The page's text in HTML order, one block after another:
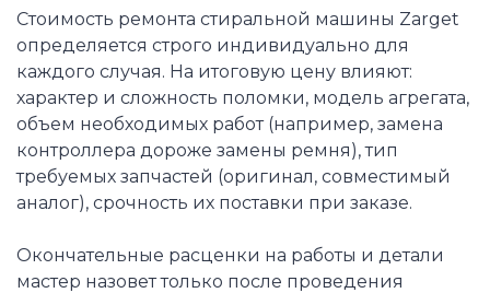
Стоимость ремонта стиральной машины Zarget
определяется строго индивидуально для
каждого случая. На итоговую цену влияют:
характер и сложность поломки, модель агрегата,
объем необходимых работ (например, замена
контроллера дороже замены ремня), тип
требуемых запчастей (оригинал, совместимый
аналог), срочность их поставки при заказе.
Окончательные расценки на работы и детали
мастер назовет только после проведения